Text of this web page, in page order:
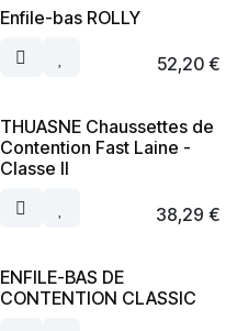
Enfile-bas ROLLY
52,20€
THUASNE Chaussettes de
Contention Fast Laine -
Classe II
38,29 €
ENFILE-BAS DE
CONTENTION CLASSIC